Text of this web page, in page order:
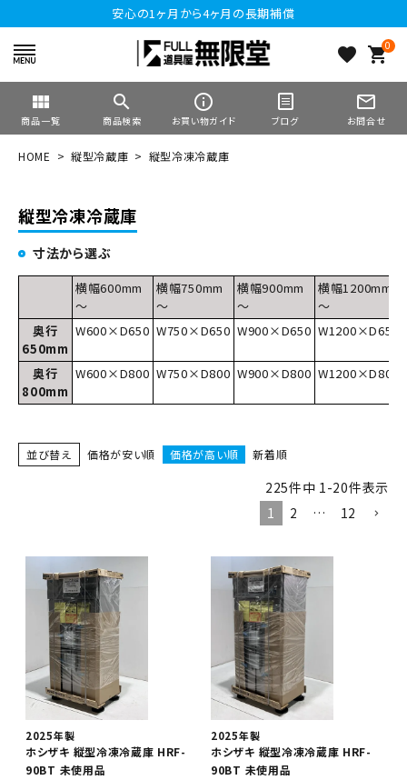
安心の1ヶ月から4ヶ月の長期補償
favorite 0
shopping_cart
view_module
商品一覧
search
商品検索
info_outline
お買い物ガイド ブログ
mail_outline
お問合せ
HOME 縦型冷蔵庫 縦型冷凍冷蔵庫
縦型冷凍冷蔵庫
寸法から選ぶ
横幅600mm
～
横幅750mm
～
横幅900mm
～
横幅1200mm
～
奥行
650mm
W600×D650 W750×D650 W900×D650 W1200×D650
奥行
800mm
W600×D800 W750×D800 W900×D800 W1200×D800
並び替え 価格が安い順 価格が高い順 新着順
225件中 1-20件表示
1
2 … 12
2025年製
ホシザキ 縦型冷凍冷蔵庫 HRF-
90BT 未使用品
2025年製
ホシザキ 縦型冷凍冷蔵庫 HRF-
90BT 未使用品